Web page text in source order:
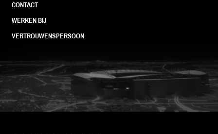
CONTACT
WERKEN BIJ
VERTROUWENSPERSOON
FC Utrecht<br>vanuit<br>het